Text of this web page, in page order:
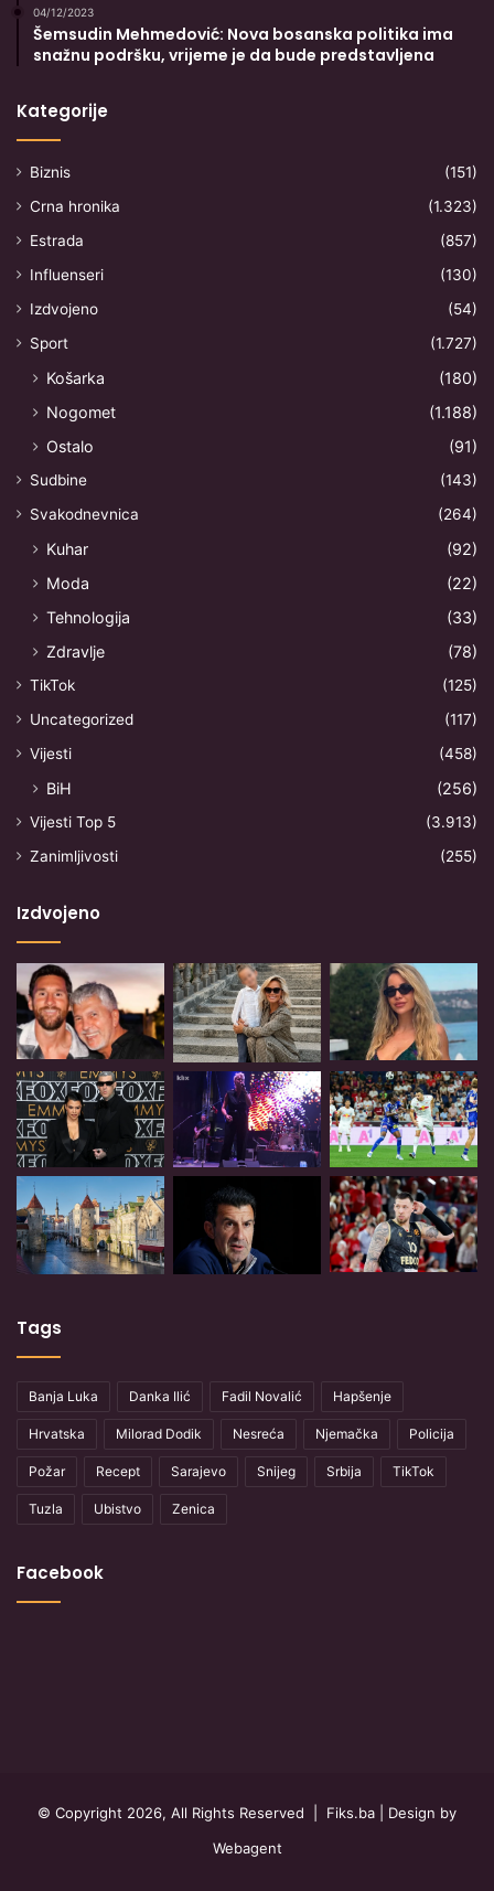
04/12/2023
Šemsudin Mehmedović: Nova bosanska politika ima
snažnu podršku, vrijeme je da bude predstavljena
Kategorije
Biznis
(151)
Crna hronika
(1.323)
Estrada
(857)
Influenseri
(130)
Izdvojeno
(54)
Sport
(1.727)
Košarka
(180)
Nogomet
(1.188)
Ostalo
(91)
Sudbine
(143)
Svakodnevnica
(264)
Kuhar
(92)
Moda
(22)
Tehnologija
(33)
Zdravlje
(78)
TikTok
(125)
Uncategorized
(117)
Vijesti
(458)
BiH (256)
Vijesti Top 5
(3.913)
Zanimljivosti
(255)
Izdvojeno
Tags
Banja Luka Danka Ilić Fadil Novalić Hapšenje
Hrvatska Milorad Dodik Nesreća Njemačka Policija
Požar Recept Sarajevo Snijeg Srbija TikTok
Tuzla Ubistvo Zenica
Facebook
© Copyright 2026, All Rights Reserved | Fiks.ba | Design by
Webagent